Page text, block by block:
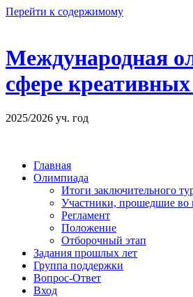
Перейти к содержимому
Международная
сфере
2025/2026 уч. год
Главная
Олимпиада
Итоги заключительного
Участники, прошедшие во
Регламент
Положение
Отборочный этап
Задания прошлых лет
Группа поддержки
Вопрос-Ответ
Вход